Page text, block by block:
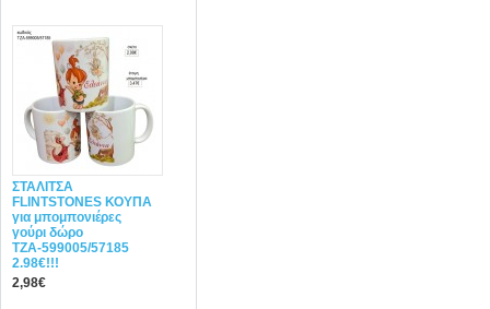
ΣΤΑΛΙΤΣΑ
FLINTSTONES ΚΟΥΠΑ
για μπομπονιέρες
γούρι δώρο
ΤΖΑ-599005/57185
2.98€!!!
2,98€